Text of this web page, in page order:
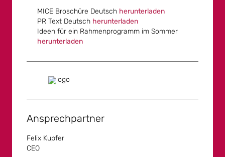
Theaterbestuhlung Platz für 500 Personen. Ein
flexibles Raumkonzept ermöglicht zudem das
gleichzeitige Tagen in bis zu vier Räumen. Für
Galadinners oder andere festliche Anlässe kann die
großen Fensterfronten geben den Blick auf die
Das Erdgeschoss verfügt neben einem
überdachte Außenbereich kann mit mobilen
durchsichtigen Zeltwänden wind- und wetterfest
gemacht werden. Somit ist reichlich Platz für große
Messen, Shows und Ausstellungen.
MICE Broschüre Deutsch herunterladen
PR Text Deutsch herunterladen
Ideen für ein Rahmenprogramm im Sommer
herunterladen
Ansprechpartner
Felix Kupfer
CEO